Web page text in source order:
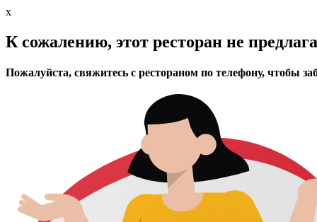
x
К сожалению, этот ресторан не
Пожалуйста, свяжитесь с рестораном по телефону, чтобы